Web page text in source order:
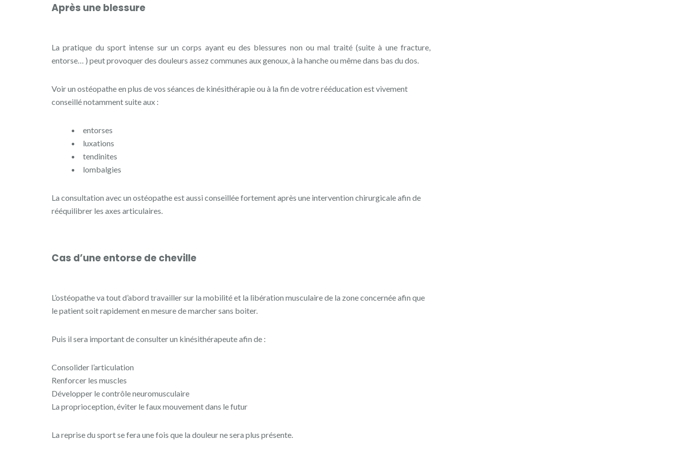
Après une blessure
La pratique du sport intense sur un corps ayant eu des blessures non ou mal traité (suite à une fracture,
entorse… ) peut provoquer des douleurs assez communes aux genoux, à la hanche ou même dans bas du dos.
Voir un ostéopathe en plus de vos séances de kinésithérapie ou à la fin de votre rééducation est vivement
conseillé notamment suite aux :
entorses
luxations
tendinites
lombalgies
La consultation avec un ostéopathe est aussi conseillée fortement après une intervention chirurgicale afin de
rééquilibrer les axes articulaires.
Cas d’une entorse de cheville
L’ostéopathe va tout d’abord travailler sur la mobilité et la libération musculaire de la zone concernée afin que
le patient soit rapidement en mesure de marcher sans boiter.
Puis il sera important de consulter un kinésithérapeute afin de :
Consolider l’articulation
Renforcer les muscles
Développer le contrôle neuromusculaire
La proprioception, éviter le faux mouvement dans le futur
La reprise du sport se fera une fois que la douleur ne sera plus présente.